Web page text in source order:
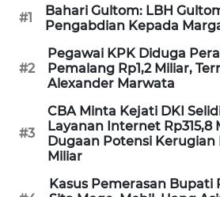
#1
Bahari Gultom: LBH
Pengabdian Kepada
#2
Pegawai KPK Diduga
Pemalang Rp1,2 Miliar,
Alexander Marwata
#3
CBA Minta Kejati DKI
Layanan Internet Rp315,8
Dugaan Potensi Kerugian
Miliar
Kasus Pemerasan Bupati
KONSUMEN
LISTRIK
MASYARAKAT
KELISTRIKAN
WALINKI
ID